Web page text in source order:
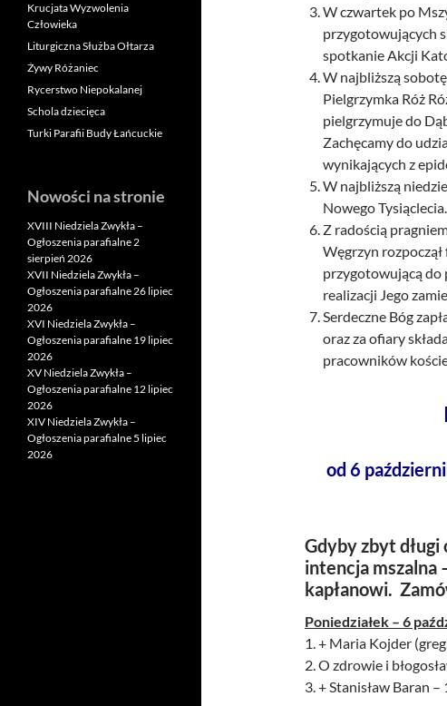
W czwartek po
przygotowujących
spotkanie Akcji
W najbliższą
Pielgrzymka Róż
pielgrzymuje do
Zachęcamy do
wynikających z
W najbliższą
Nowego Tysiąclecia.
Z radością
Węgrzyn
przygotowującą do
realizacji Jego
Serdeczne Bóg
oraz za ofiary
pracowników
od 6
Gdyby zbyt długi
intencja mszalna
kapłanowi.
Poniedziałek – 6
1. + Maria Kojder
2. O zdrowie i
3. + Stanisław Baran
Krucjata Wyzwolenia
Człowieka
Liturgiczna Służba Ołtarza
Żywy Różaniec
Rycerstwo Niepokalanej
Schola dziecięca
Turki Parafii Budy Łańcuckie
Nowości na stronie
XVIII Niedziela Zwykła –
Ogłoszenia parafialne 2
sierpień 2026
XVII Niedziela Zwykła –
Ogłoszenia parafialne 26 lipiec
2026
XVI Niedziela Zwykła –
Ogłoszenia parafialne 19 lipiec
2026
XV Niedziela Zwykła –
Ogłoszenia parafialne 12 lipiec
2026
XIV Niedziela Zwykła –
Ogłoszenia parafialne 5 lipiec
2026